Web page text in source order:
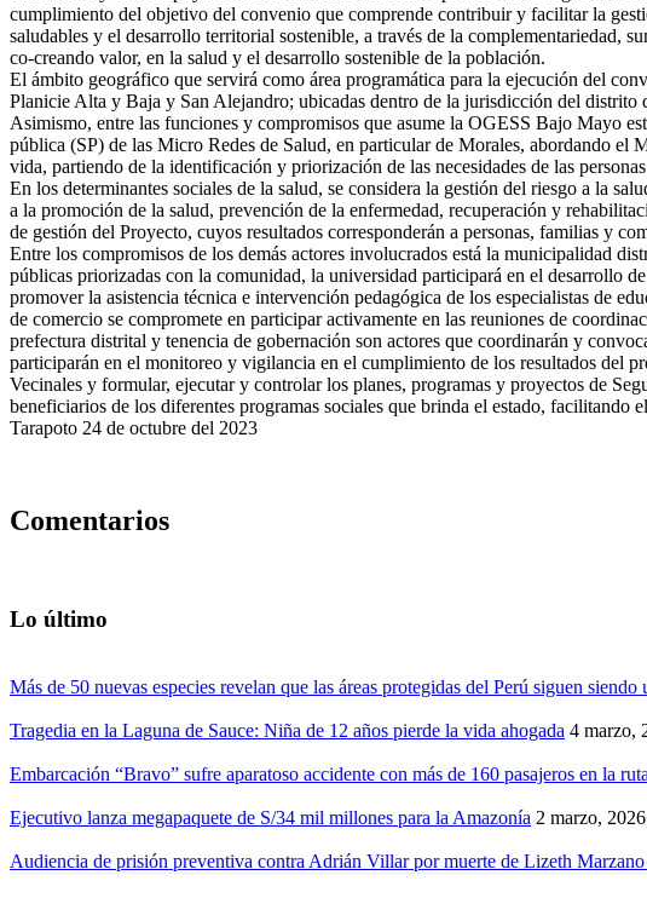
cumplimiento del objetivo del convenio que comprende contribuir y facilitar la
saludables y el desarrollo territorial sostenible, a través de la complementariedad,
co-creando valor, en la salud y el desarrollo sostenible de la población.
El ámbito geográfico que servirá como área programática para la ejecución del
Planicie Alta y Baja y San Alejandro; ubicadas dentro de la jurisdicción del
Asimismo, entre las funciones y compromisos que asume la OGESS Bajo Mayo
pública (SP) de las Micro Redes de Salud, en particular de Morales, abordando el
vida, partiendo de la identificación y priorización de las necesidades de las
En los determinantes sociales de la salud, se considera la gestión del riesgo a la
a la promoción de la salud, prevención de la enfermedad, recuperación y
de gestión del Proyecto, cuyos resultados corresponderán a personas, familias y
Entre los compromisos de los demás actores involucrados está la municipalidad
públicas priorizadas con la comunidad, la universidad participará en el desarrollo
promover la asistencia técnica e intervención pedagógica de los especialistas de
de comercio se compromete en participar activamente en las reuniones de
prefectura distrital y tenencia de gobernación son actores que coordinarán y
participarán en el monitoreo y vigilancia en el cumplimiento de los resultados del
Vecinales y formular, ejecutar y controlar los planes, programas y proyectos de
beneficiarios de los diferentes programas sociales que brinda el estado, facilitando
Tarapoto 24 de octubre del 2023
Comentarios
Lo último
Más de 50 nuevas especies revelan que las áreas protegidas del Perú siguen
Tragedia en la Laguna de Sauce: Niña de 12 años pierde la vida ahogada 4 marzo,
Embarcación “Bravo” sufre aparatoso accidente con más de 160 pasajeros en la
Ejecutivo lanza megapaquete de S/34 mil millones para la Amazonía 2 marzo, 2026
Audiencia de prisión preventiva contra Adrián Villar por muerte de Lizeth Marzano